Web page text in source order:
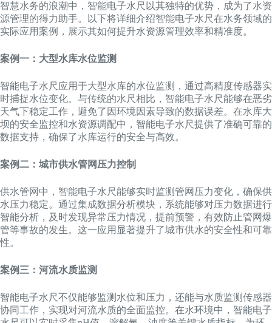
智慧水务的浪潮中，智能电子水尺以其独特的优势，成为了水资
源管理的得力助手。以下将详细介绍智能电子水尺在水务领域的
实际应用案例，展示其如何提升水资源管理效率和精准度。
案例一：大型水库水位监测
智能电子水尺应用于大型水库的水位监测，通过高精度传感器实
时捕捉水位变化。与传统的水尺相比，智能电子水尺能够在恶劣
天气下稳定工作，避免了因环境因素导致的数据误差。在水库大
坝的安全监控和水资源调配中，智能电子水尺提供了准确可靠的
数据支持，确保了水库运行的安全与高效。
案例二：城市供水管网压力控制
供水管网中，智能电子水尺能够实时监测管网压力变化，确保供
水压力稳定。通过集成数据分析模块，系统能够对压力数据进行
智能分析，及时发现异常压力情况，提前预警，有效防止管网爆
管等事故的发生。这一应用显著提升了城市供水的安全性和可靠
性。
案例三：河流水质监测
智能电子水尺不仅能够监测水位和压力，还能与水质监测传感器
协同工作，实现对河流水质的全面监控。在水环境中，智能电子